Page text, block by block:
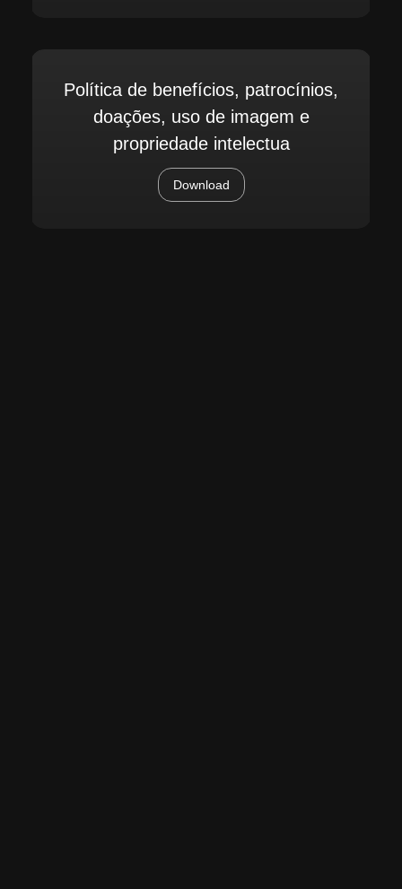
Política de benefícios, patrocínios,
doações, uso de imagem e
propriedade intelectua
Download